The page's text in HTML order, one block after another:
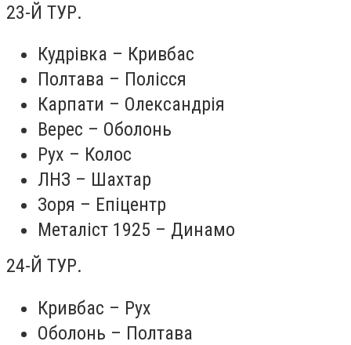
23-Й ТУР.
Кудрівка – Кривбас
Полтава – Полісся
Карпати – Олександрія
Верес – Оболонь
Рух – Колос
ЛНЗ – Шахтар
Зоря – Епіцентр
Металіст 1925 – Динамо
24-Й ТУР.
Кривбас – Рух
Оболонь – Полтава